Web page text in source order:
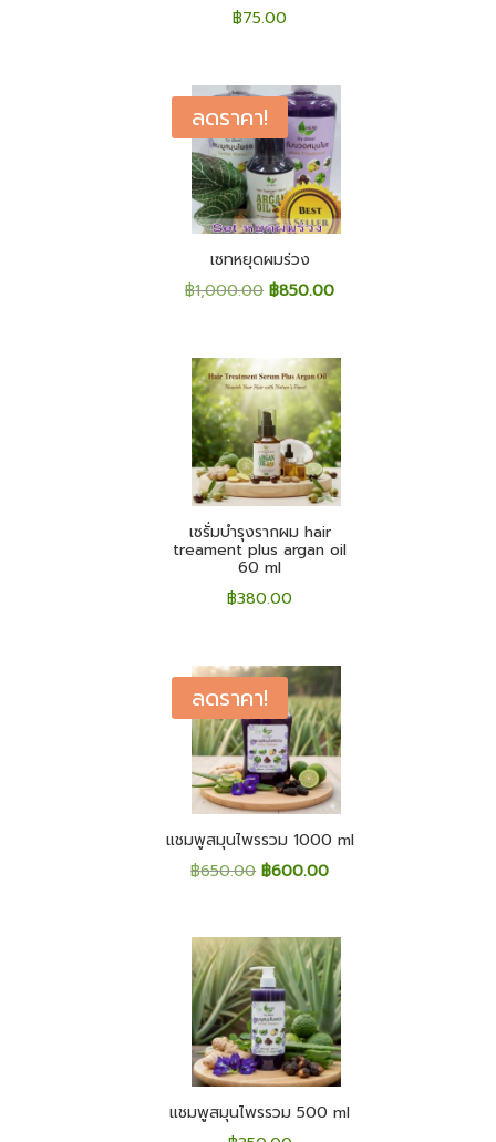
฿75.00
ลดราคา!
เซทหยุดผมร่วง
฿1,000.00 Original
฿1,000.00.
฿850.00Current
฿850.00.
เซรั่มบำรุงรากผม hair
treament plus argan oil
60 ml
฿380.00
ลดราคา!
แชมพูสมุนไพรรวม 1000 ml
฿650.00 Original
฿650.00.
฿600.00Current
฿600.00.
แชมพูสมุนไพรรวม 500 ml